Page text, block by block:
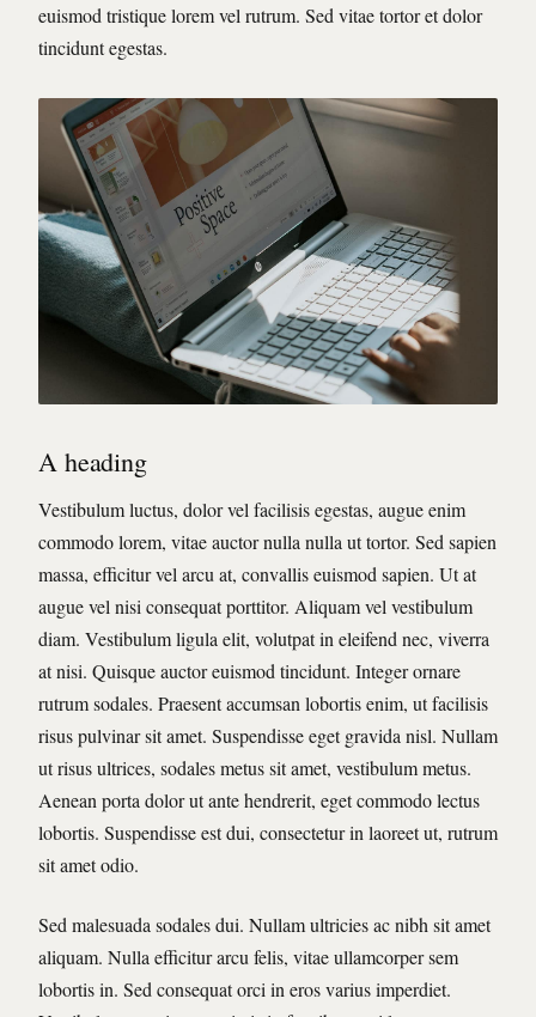
euismod tristique lorem vel rutrum. Sed vitae tortor et dolor
tincidunt egestas.
A heading
Vestibulum luctus, dolor vel facilisis egestas, augue enim
commodo lorem, vitae auctor nulla nulla ut tortor. Sed sapien
massa, efficitur vel arcu at, convallis euismod sapien. Ut at
augue vel nisi consequat porttitor. Aliquam vel vestibulum
diam. Vestibulum ligula elit, volutpat in eleifend nec, viverra
at nisi. Quisque auctor euismod tincidunt. Integer ornare
rutrum sodales. Praesent accumsan lobortis enim, ut facilisis
risus pulvinar sit amet. Suspendisse eget gravida nisl. Nullam
ut risus ultrices, sodales metus sit amet, vestibulum metus.
Aenean porta dolor ut ante hendrerit, eget commodo lectus
lobortis. Suspendisse est dui, consectetur in laoreet ut, rutrum
sit amet odio.
Sed malesuada sodales dui. Nullam ultricies ac nibh sit amet
aliquam. Nulla efficitur arcu felis, vitae ullamcorper sem
lobortis in. Sed consequat orci in eros varius imperdiet.